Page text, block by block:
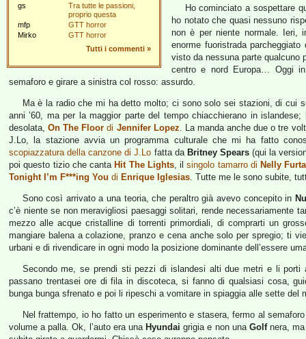
gs
Tra tutte le passioni,
proprio questa
mfp
GTT horror
Mirko
GTT horror
Tutti i commenti »
Ho cominciato a sospettare
ho notato che quasi nessuno
non è per niente normale. Ieri,
enorme fuoristrada
visto da nessuna parte qualcuno
centro e nord Europa… Oggi
semaforo e girare a sinistra col rosso: assurdo.
Ma è la radio che mi ha detto molto; ci sono solo sei stazioni, di cui
anni ’60, ma per la maggior parte del tempo chiacchierano in
desolata,On The Floor di Jennifer Lopez. La manda anche due o tre
J.Lo, la stazione avvia un programma culturale che mi ha fatto
scopiazzatura della canzone di J.Lo fatta da Britney Spears(qui la
poi questo tizio che canta Hit The Lights, ilsingolo tamarro di Nelly
Tonight I’m F***ing You di Enrique Iglesias. Tutte me le sono subite,
Sono così arrivato a una teoria, che peraltro già avevo concepito in
c’è niente se non meravigliosi paesaggi solitari, rende necessariamente
mezzo alle acque cristalline di torrenti primordiali, di comprarti un
mangiare balena a colazione, pranzo e cena anche solo per spregio; ti
urbani e di rivendicare in ogni modo la posizione dominante dell’essere
Secondo me, se prendi sti pezzi di islandesi alti due metri e li
passano trentasei ore di fila in discoteca, si fanno di qualsiasi cosa,
bunga bunga sfrenato e poi li ripeschi a vomitare in spiaggia alle sette del
Nel frattempo, io ho fatto un esperimento e stasera, fermo al
volume a palla. Ok, l’auto era una Hyundai grigia e non una Golfnera, ma